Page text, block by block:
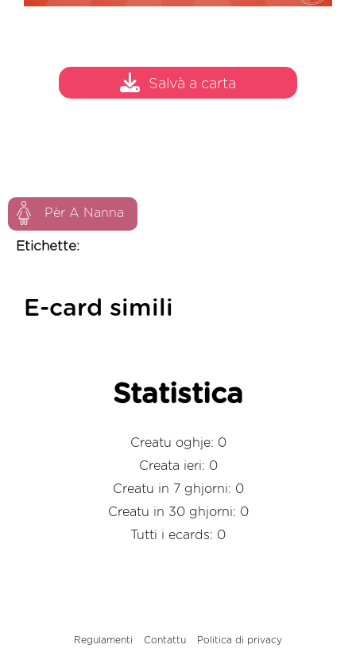
Pèr A Nanna
Etichette:
Salvà a carta
E-card simili
Statistica
Creatu oghje: 0
Creata ieri: 0
Creatu in 7 ghjorni: 0
Creatu in 30 ghjorni: 0
Tutti i ecards: 0
Regulamenti Contattu Politica di privacy